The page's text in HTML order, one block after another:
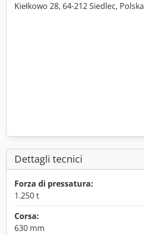
Kiełkowo 28, 64-212 Siedlec, Polska
Dettagli tecnici
Forza di pressatura:
1.250 t
Corsa:
630 mm